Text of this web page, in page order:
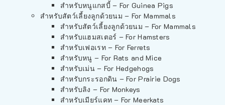
สำหรับหนูแกสบี้ – For Guinea Pigs
สำหรับสัตว์เลี้ยงลูกด้วยนม – For Mammals
สำหรับสัตว์เลี้ยงลูกด้วยนม – For Mammals
สำหรับแฮมสเตอร์ – For Hamsters
สำหรับเฟอเรท – For Ferrets
สำหรับหนู – For Rats and Mice
สำหรับเม่น – For Hedgehogs
สำหรับกระรอกดิน – For Prairie Dogs
สำหรับลิง – For Monkeys
สำหรับเมียร์แคท – For Meerkats